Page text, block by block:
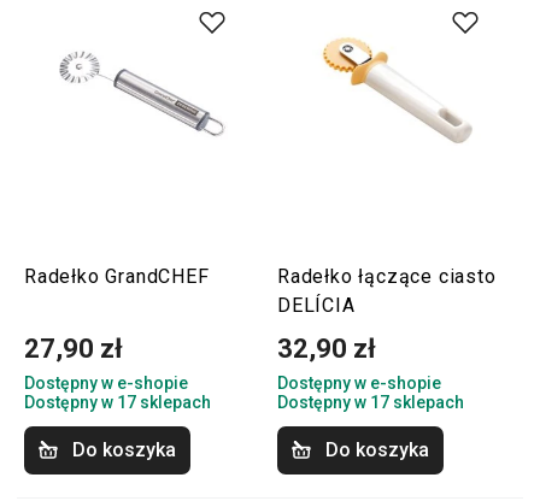
Radełko GrandCHEF
27,90 zł
Dostępny w e-shopie
Dostępny w 17 sklepach
Do koszyka
Radełko łączące ciasto
DELÍCIA
32,90 zł
Dostępny w e-shopie
Dostępny w 17 sklepach
Do koszyka